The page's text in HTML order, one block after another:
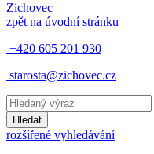
Zichovec
zpět na úvodní stránku
+420 605 201 930
starosta@zichovec.cz
Hledat
rozšířené vyhledávání